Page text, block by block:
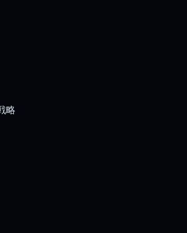
略